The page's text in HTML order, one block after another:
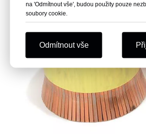
na 'Odmítnout vše', budou použity pouze
soubory cookie.
Odmítnout vše